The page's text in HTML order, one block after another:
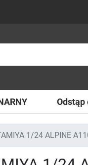
Odstąp
1/24 ALPINE